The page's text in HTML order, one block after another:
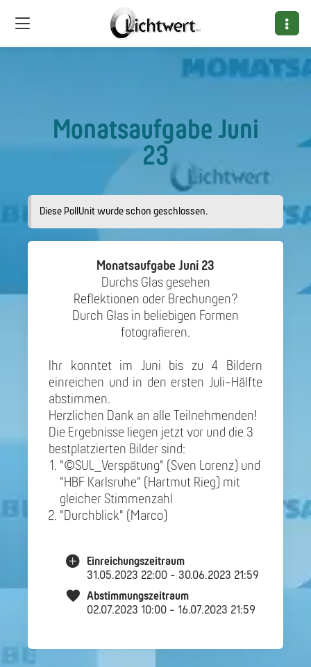
Monatsaufgabe Juni
23
Diese PollUnit wurde schon geschlossen.
Monatsaufgabe Juni 23
Durchs Glas gesehen
Reflektionen oder Brechungen?
Durch Glas in beliebigen Formen
fotografieren.
Ihr konntet im Juni bis zu 4 Bildern
einreichen und in den ersten Juli-Hälfte
abstimmen.
Herzlichen Dank an alle Teilnehmenden!
Die Ergebnisse liegen jetzt vor und die 3
bestplatzierten Bilder sind:
"©SUL_Verspätung" (Sven Lorenz) und
"HBF Karlsruhe" (Hartmut Rieg) mit
gleicher Stimmenzahl
"Durchblick" (Marco)
Einreichungszeitraum
31.05.2023 22:00 - 30.06.2023 21:59
Abstimmungszeitraum
02.07.2023 10:00 - 16.07.2023 21:59